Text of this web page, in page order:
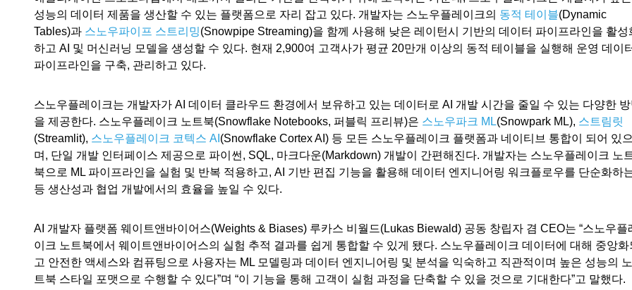
성능의 데이터 제품을 생산할 수 있는 플랫폼으로 자리 잡고 있다. 개발자는 스노우플레이크의 동적 테이블(Dynamic
Tables)과 스노우파이프 스트리밍(Snowpipe Streaming)을 함께 사용해 낮은 레이턴시 기반의 데이터 파이프라인을 활성
하고 AI 및 머신러닝 모델을 생성할 수 있다. 현재 2,900여 고객사가 평균 20만개 이상의 동적 테이블을 실행해 운영 데이
파이프라인을 구축, 관리하고 있다.
스노우플레이크는 개발자가 AI 데이터 클라우드 환경에서 보유하고 있는 데이터로 AI 개발 시간을 줄일 수 있는 다양한 방
을 제공한다. 스노우플레이크 노트북(Snowflake Notebooks, 퍼블릭 프리뷰)은 스노우파크 ML(Snowpark ML), 스트림릿
(Streamlit), 스노우플레이크 코텍스 AI (Snowflake Cortex AI) 등 모든 스노우플레이크 플랫폼과 네이티브 통합이 되어 있으
며, 단일 개발 인터페이스 제공으로 파이썬, SQL, 마크다운(Markdown) 개발이 간편해진다. 개발자는 스노우플레이크 노
북으로 ML 파이프라인을 실험 및 반복 적용하고, AI 기반 편집 기능을 활용해 데이터 엔지니어링 워크플로우를 단순화하
등 생산성과 협업 개발에서의 효율을 높일 수 있다.
AI 개발자 플랫폼 웨이트앤바이어스(Weights & Biases) 루카스 비월드(Lukas Biewald) 공동 창립자 겸 CEO는 “스노우플
이크 노트북에서 웨이트앤바이어스의 실험 추적 결과를 쉽게 통합할 수 있게 됐다. 스노우플레이크 데이터에 대해 중앙화
고 안전한 액세스와 컴퓨팅으로 사용자는 ML 모델링과 데이터 엔지니어링 및 분석을 익숙하고 직관적이며 높은 성능의 노
트북 스타일 포맷으로 수행할 수 있다”며 “이 기능을 통해 고객이 실험 과정을 단축할 수 있을 것으로 기대한다”고 말했다.